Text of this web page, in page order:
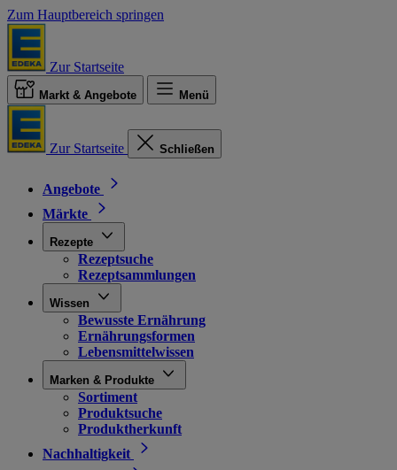
Zum Hauptbereich springen
Zur Startseite
Markt & Angebote Menü
Zur Startseite Schließen
Angebote
Märkte
Rezepte
Rezeptsuche
Rezeptsammlungen
Wissen
Bewusste Ernährung
Ernährungsformen
Lebensmittelwissen
Marken & Produkte
Sortiment
Produktsuche
Produktherkunft
Nachhaltigkeit